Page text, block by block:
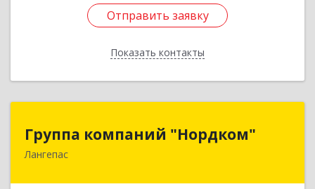
Отправить заявку
Показать контакты
Отправить заявку
Назад
Группа компаний "Нордком"
Лангепас
Группа компаний "Нордком"
628672, Тюменская обл, Лангепас г., Солнечная